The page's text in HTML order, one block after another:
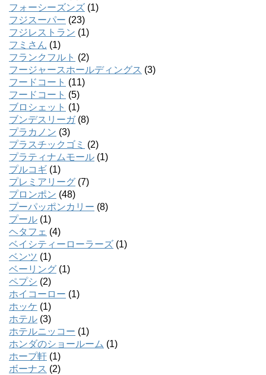
フォーシーズンズ (1)
フジスーパー (23)
フジレストラン (1)
フミさん (1)
フランクフルト (2)
フージャースホールディングス (3)
フードコート (11)
フードコート (5)
ブロシェット (1)
ブンデスリーガ(8)
プラカノン (3)
プラスチックゴミ (2)
プラティナムモール (1)
プルコギ (1)
プレミアリーグ (7)
プロンポン (48)
プーパッポンカリー (8)
プール (1)
ヘタフェ (4)
ベイシティーローラーズ (1)
ベンツ (1)
ベーリング (1)
ペプシ (2)
ホイコーロー (1)
ホッケ (1)
ホテル (3)
ホテルニッコー (1)
ホンダのショールーム (1)
ホープ軒 (1)
ボーナス (2)